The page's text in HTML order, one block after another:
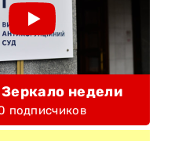
недели
подписчиков